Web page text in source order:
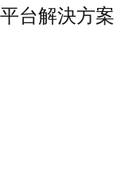
平台解決方案